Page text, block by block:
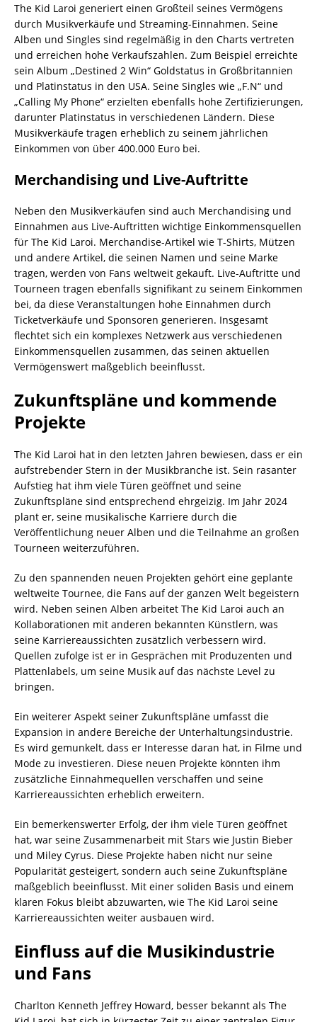
The Kid Laroi generiert einen Großteil seines Vermögens
durch Musikverkäufe und Streaming-Einnahmen. Seine
Alben und Singles sind regelmäßig in den Charts vertreten
und erreichen hohe Verkaufszahlen. Zum Beispiel erreichte
sein Album „Destined 2 Win“ Goldstatus in Großbritannien
und Platinstatus in den USA. Seine Singles wie „F.N“ und
„Calling My Phone“ erzielten ebenfalls hohe Zertifizierungen,
darunter Platinstatus in verschiedenen Ländern. Diese
Musikverkäufe tragen erheblich zu seinem jährlichen
Einkommen von über 400.000 Euro bei.
Merchandising und Live-Auftritte
Neben den Musikverkäufen sind auch Merchandising und
Einnahmen aus Live-Auftritten wichtige Einkommensquellen
für The Kid Laroi. Merchandise-Artikel wie T-Shirts, Mützen
und andere Artikel, die seinen Namen und seine Marke
tragen, werden von Fans weltweit gekauft. Live-Auftritte und
Tourneen tragen ebenfalls signifikant zu seinem Einkommen
bei, da diese Veranstaltungen hohe Einnahmen durch
Ticketverkäufe und Sponsoren generieren. Insgesamt
flechtet sich ein komplexes Netzwerk aus verschiedenen
Einkommensquellen zusammen, das seinen aktuellen
Vermögenswert maßgeblich beeinflusst.
Zukunftspläne und kommende
Projekte
The Kid Laroi hat in den letzten Jahren bewiesen, dass er ein
aufstrebender Stern in der Musikbranche ist. Sein rasanter
Aufstieg hat ihm viele Türen geöffnet und seine
Zukunftspläne sind entsprechend ehrgeizig. Im Jahr 2024
plant er, seine musikalische Karriere durch die
Veröffentlichung neuer Alben und die Teilnahme an großen
Tourneen weiterzuführen.
Zu den spannenden neuen Projekten gehört eine geplante
weltweite Tournee, die Fans auf der ganzen Welt begeistern
wird. Neben seinen Alben arbeitet The Kid Laroi auch an
Kollaborationen mit anderen bekannten Künstlern, was
seine Karriereaussichten zusätzlich verbessern wird.
Quellen zufolge ist er in Gesprächen mit Produzenten und
Plattenlabels, um seine Musik auf das nächste Level zu
bringen.
Ein weiterer Aspekt seiner Zukunftspläne umfasst die
Expansion in andere Bereiche der Unterhaltungsindustrie.
Es wird gemunkelt, dass er Interesse daran hat, in Filme und
Mode zu investieren. Diese neuen Projekte könnten ihm
zusätzliche Einnahmequellen verschaffen und seine
Karriereaussichten erheblich erweitern.
Ein bemerkenswerter Erfolg, der ihm viele Türen geöffnet
hat, war seine Zusammenarbeit mit Stars wie Justin Bieber
und Miley Cyrus. Diese Projekte haben nicht nur seine
Popularität gesteigert, sondern auch seine Zukunftspläne
maßgeblich beeinflusst. Mit einer soliden Basis und einem
klaren Fokus bleibt abzuwarten, wie The Kid Laroi seine
Karriereaussichten weiter ausbauen wird.
Einfluss auf die Musikindustrie
und Fans
Charlton Kenneth Jeffrey Howard, besser bekannt als The